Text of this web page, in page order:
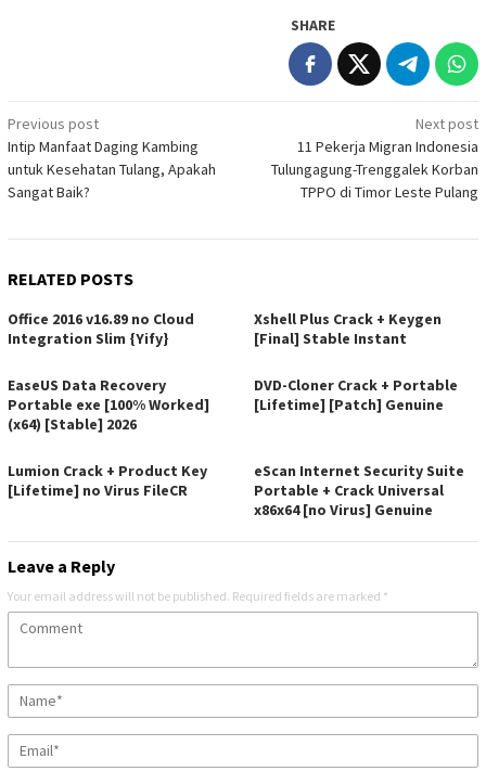
SHARE
Post
navigation
Previous post
Intip Manfaat Daging Kambing
untuk Kesehatan Tulang, Apakah
Sangat Baik?
Next post
11 Pekerja Migran Indonesia
Tulungagung-Trenggalek Korban
TPPO di Timor Leste Pulang
RELATED POSTS
Office 2016 v16.89 no Cloud
Integration Slim {Yify}
Xshell Plus Crack + Keygen
[Final] Stable Instant
EaseUS Data Recovery
Portable exe [100% Worked]
(x64) [Stable] 2026
DVD-Cloner Crack + Portable
[Lifetime] [Patch] Genuine
Lumion Crack + Product Key
[Lifetime] no Virus FileCR
eScan Internet Security Suite
Portable + Crack Universal
x86x64 [no Virus] Genuine
Leave a Reply
Your email address will not be published. Required fields are marked *